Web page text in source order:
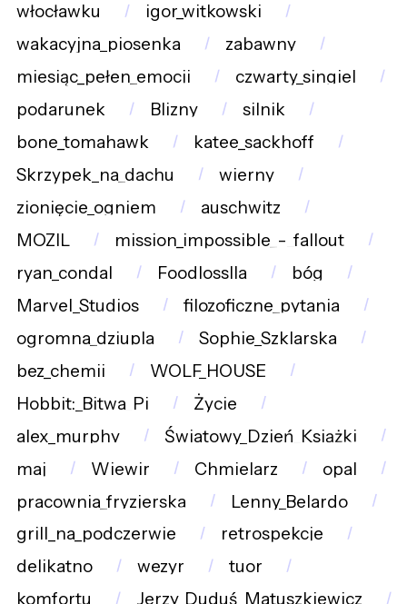
włocławku
igor_witkowski
wakacyjna_piosenka
zabawny
miesiąc_pełen_emocji
czwarty_singiel
podarunek
Blizny
silnik
bone_tomahawk
katee_sackhoff
Skrzypek_na_dachu
wierny
zionięcie_ogniem
auschwitz
MOZIL
mission_impossible_-_fallout
ryan_condal
Foodlosslla
bóg
Marvel_Studios
filozoficzne_pytania
ogromna_dziupla
Sophie_Szklarska
bez_chemii
WOLF_HOUSE
Hobbit:_Bitwa_Pi
Życie
alex_murphy
Światowy_Dzień_Książki
maj
Wiewir Chmielarz
opal
pracownia_fryzjerska
Lenny_Belardo
grill_na_podczerwie
retrospekcje
delikatno
wezyr
tuor
komfortu
Jerzy_Duduś_Matuszkiewicz